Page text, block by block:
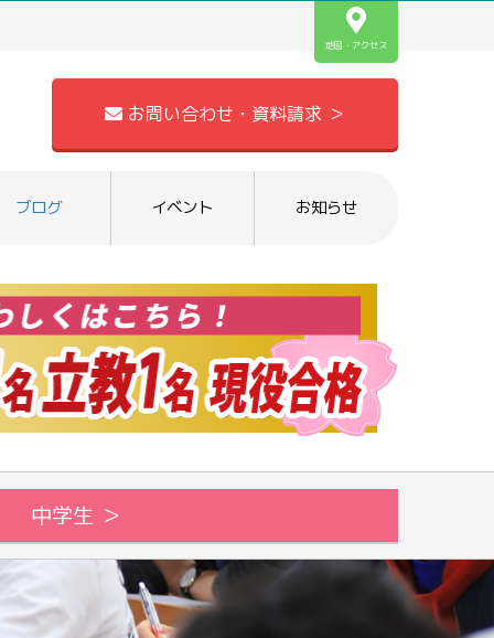
地図・アクセス
お問い合わせ・資料請求 ＞
ブログ イベント お知らせ
中学生 ＞